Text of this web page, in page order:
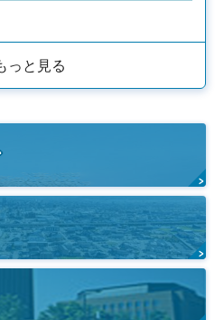
っと見る